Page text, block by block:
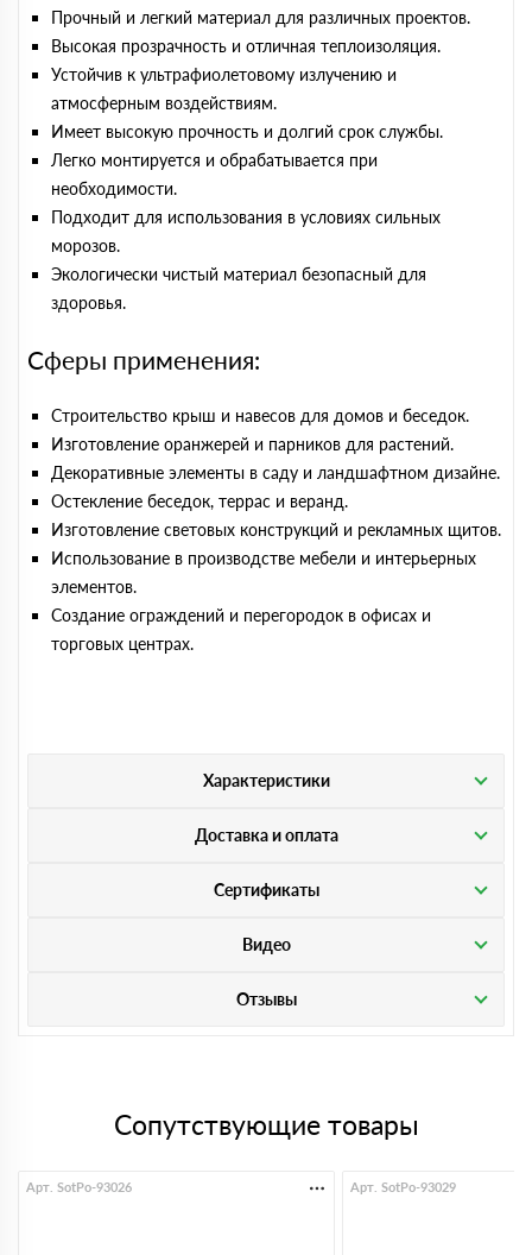
Прочный и легкий материал для различных проектов.
Высокая прозрачность и отличная теплоизоляция.
Устойчив к ультрафиолетовому излучению и
атмосферным воздействиям.
Имеет высокую прочность и долгий срок службы.
Легко монтируется и обрабатывается при
необходимости.
Подходит для использования в условиях сильных
морозов.
Экологически чистый материал безопасный для
здоровья.
Сферы применения:
Строительство крыш и навесов для домов и беседок.
Изготовление оранжерей и парников для растений.
Декоративные элементы в саду и ландшафтном дизайне.
Остекление беседок, террас и веранд.
Изготовление световых конструкций и рекламных щитов.
Использование в производстве мебели и интерьерных
элементов.
Создание ограждений и перегородок в офисах и
торговых центрах.
Характеристики
Доставка и оплата
Сертификаты
Видео
Отзывы
Сопутствующие товары
Арт. SotPo-93026 Арт. SotPo-93029